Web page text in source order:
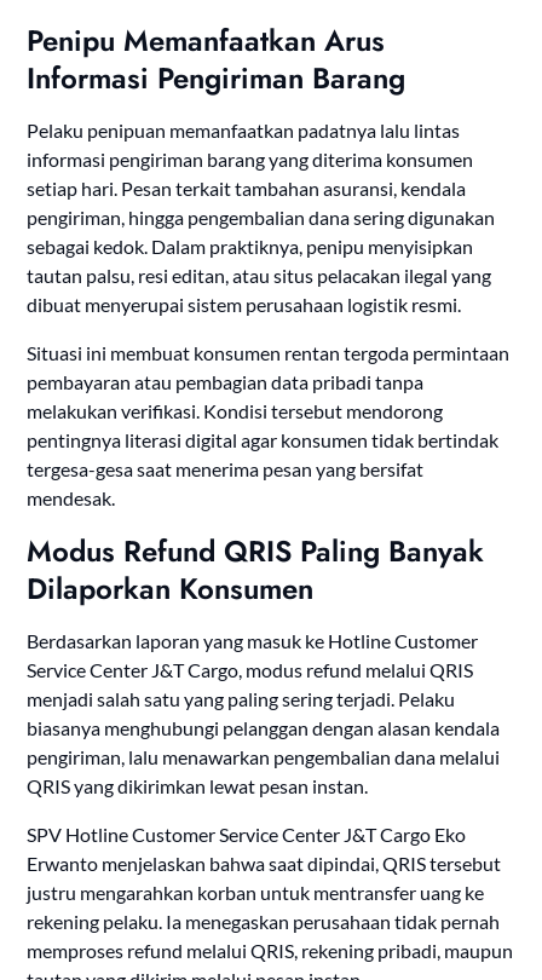
Penipu Memanfaatkan Arus
Informasi Pengiriman Barang
Pelaku penipuan memanfaatkan padatnya lalu lintas
informasi pengiriman barang yang diterima konsumen
setiap hari. Pesan terkait tambahan asuransi, kendala
pengiriman, hingga pengembalian dana sering digunakan
sebagai kedok. Dalam praktiknya, penipu menyisipkan
tautan palsu, resi editan, atau situs pelacakan ilegal yang
dibuat menyerupai sistem perusahaan logistik resmi.
Situasi ini membuat konsumen rentan tergoda permintaan
pembayaran atau pembagian data pribadi tanpa
melakukan verifikasi. Kondisi tersebut mendorong
pentingnya literasi digital agar konsumen tidak bertindak
tergesa-gesa saat menerima pesan yang bersifat
mendesak.
Modus Refund QRIS Paling Banyak
Dilaporkan Konsumen
Berdasarkan laporan yang masuk ke Hotline Customer
Service Center J&T Cargo, modus refund melalui QRIS
menjadi salah satu yang paling sering terjadi. Pelaku
biasanya menghubungi pelanggan dengan alasan kendala
pengiriman, lalu menawarkan pengembalian dana melalui
QRIS yang dikirimkan lewat pesan instan.
SPV Hotline Customer Service Center J&T Cargo Eko
Erwanto menjelaskan bahwa saat dipindai, QRIS tersebut
justru mengarahkan korban untuk mentransfer uang ke
rekening pelaku. Ia menegaskan perusahaan tidak pernah
memproses refund melalui QRIS, rekening pribadi, maupun